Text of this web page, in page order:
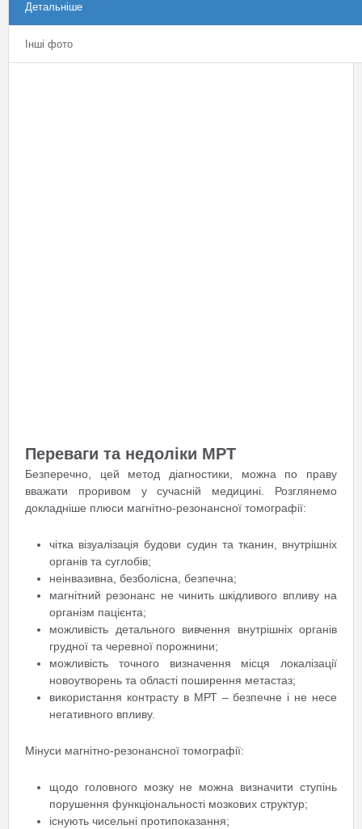
Детальніше
Інші фото
Переваги та недоліки МРТ
Безперечно, цей метод діагностики, можна по праву
вважати проривом у сучасній медицині. Розглянемо
докладніше плюси магнітно-резонансної томографії:
чітка візуалізація будови судин та тканин, внутрішніх
органів та суглобів;
неінвазивна, безболісна, безпечна;
магнітний резонанс не чинить шкідливого впливу на
організм пацієнта;
можливість детального вивчення внутрішніх органів
грудної та черевної порожнини;
можливість точного визначення місця локалізації
новоутворень та області поширення метастаз;
використання контрасту в МРТ – безпечне і не несе
негативного впливу.
Мінуси магнітно-резонансної томографії:
щодо головного мозку не можна визначити ступінь
порушення функціональності мозкових структур;
існують чисельні протипоказання;